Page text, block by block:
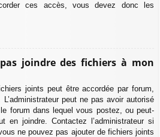
ces accès, vous devez donc les
joindre des fichiers à mon
joints peut être accordée par forum,
peut ne pas avoir autorisé
forum dans lequel vous postez, ou peut-
en joindre. Contactez l’administrateur si
ne pouvez pas ajouter de fichiers joints